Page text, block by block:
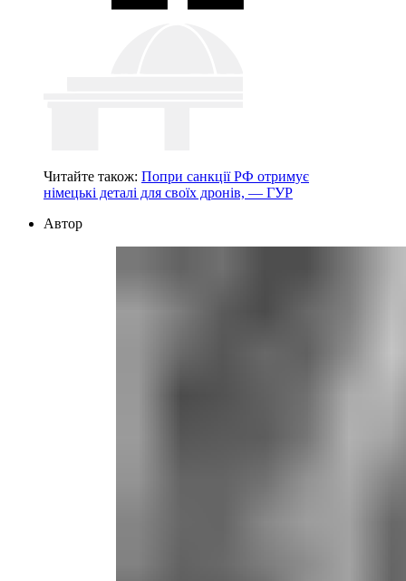
Читайте також: Попри санкції РФ отримує
німецькі деталі для своїх дронів, — ГУР
Автор